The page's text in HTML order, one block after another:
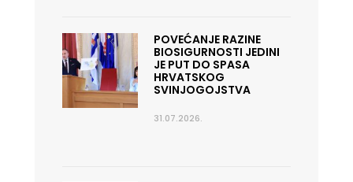
POVEĆANJE RAZINE
BIOSIGURNOSTI JEDINI
JE PUT DO SPASA
HRVATSKOG
SVINJOGOJSTVA
31.07.2026.